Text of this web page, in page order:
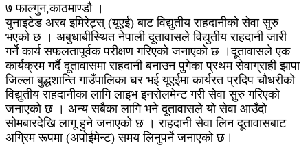
७ फाल्गुन,काठमाण्डौ ।
युनाइटेड अरब इमिरेट्स् (यूएई) बाट विद्युतीय राहदानीको सेवा सुरु
भएको छ । अबुधाबीस्थित नेपाली दूतावासले विद्युतीय राहदानी जारी
गर्ने कार्य सफलतापूर्वक परीक्षण गरिएको जनाएको छ ।दूतावासले एक
कार्यक्रम गर्दै दूतावासमा राहदानी बनाउन पुगेका प्रथम सेवाग्राही झापा
जिल्ला बुद्धशान्ति गाउँपालिका घर भई यूएईमा कार्यरत प्रदिप चौधरीको
विद्युतीय राहदानीका लागि लाइभइनरोलमेन्ट गरी सेवा सुरु गरिएको
जनाएको छ । अन्य सबैका लागि भने दूतावासले यो सेवा आउँदो
सोमबारदेखि लागू हुने जनाएको छ । राहदानी सेवा लिन दूतावासबाट
अग्रिम रूपमा (अपोईमेन्ट) समय लिनुपर्ने जनाएको छ।